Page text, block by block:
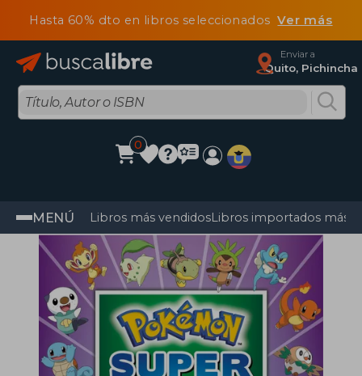
Hasta 60% dto en libros seleccionadosVer más
Enviar a
Quito, Pichincha
0
MENÚ Libros más vendidosLibros importados más